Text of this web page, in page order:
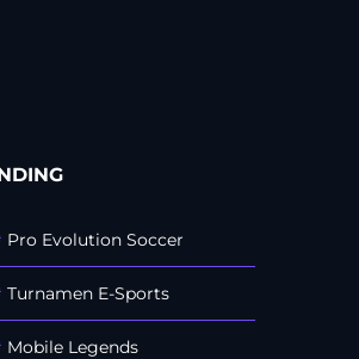
Pro Evolution Soccer
Turnamen E-Sports
Mobile Legends